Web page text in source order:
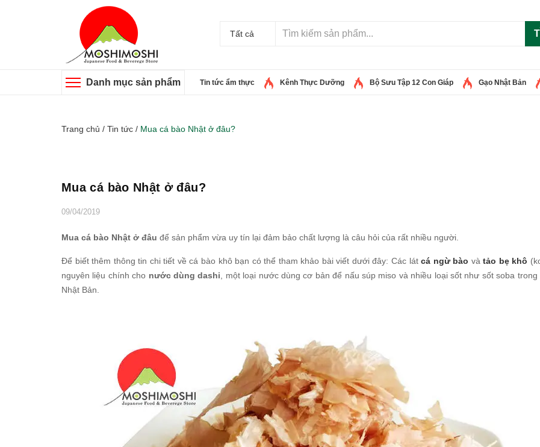
Tất cả
Danh mục sản phẩm Tin tức ẩm thực Kênh Thực Dưỡng Bộ Sưu Tập 12 Con Giáp Gạo Nhật Bản
Trang chủ / Tin tức / Mua cá bào Nhật ở đâu?
Mua cá bào Nhật ở đâu?
09/04/2019
Mua cá bào Nhật ở đâu để sản phẩm vừa uy tín lại đảm bảo chất lượng là câu hỏi của rất nhiều người.
Để biết thêm thông tin chi tiết về cá bào khô bạn có thể tham khảo bài viết dưới đây: Các látcá ngừ bào và tảo bẹ khô
nguyên liệu chính cho nước dùng dashi , một loại nước dùng cơ bản để nấu súp miso và nhiều loại sốt như sốt soba
Nhật Bản.